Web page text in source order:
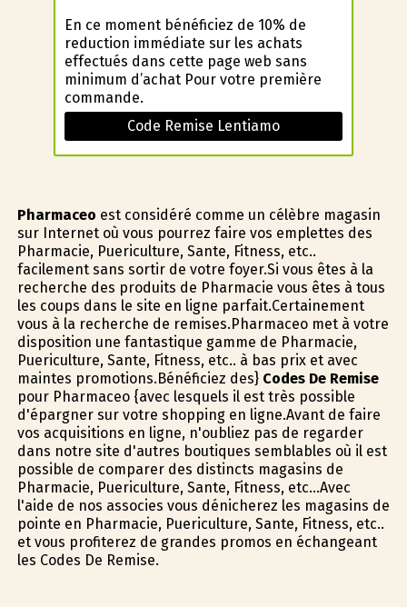
En ce moment bénéficiez de 10% de
reduction immédiate sur les achats
effectués dans cette page web sans
minimum d’achat Pour votre première
commande.
Code Remise Lentiamo
Pharmaceo est considéré comme un célèbre magasin
sur Internet où vous pourrez faire vos emplettes des
Pharmacie, Puericulture, Sante, Fitness, etc..
facilement sans sortir de votre foyer.Si vous êtes à la
recherche des produits de Pharmacie vous êtes à tous
les coups dans le site en ligne parfait.Certainement
vous à la recherche de remises.Pharmaceo met à votre
disposition une fantastique gamme de Pharmacie,
Puericulture, Sante, Fitness, etc.. à bas prix et avec
maintes promotions.Bénéficiez des} Codes De Remise
pour Pharmaceo {avec lesquels il est très possible
d'épargner sur votre shopping en ligne.Avant de faire
vos acquisitions en ligne, n'oubliez pas de regarder
dans notre site d'autres boutiques semblables où il est
possible de comparer des distincts magasins de
Pharmacie, Puericulture, Sante, Fitness, etc...Avec
l'aide de nos associes vous dénicherez les magasins de
pointe en Pharmacie, Puericulture, Sante, Fitness, etc..
et vous profiterez de grandes promos en échangeant
les Codes De Remise.